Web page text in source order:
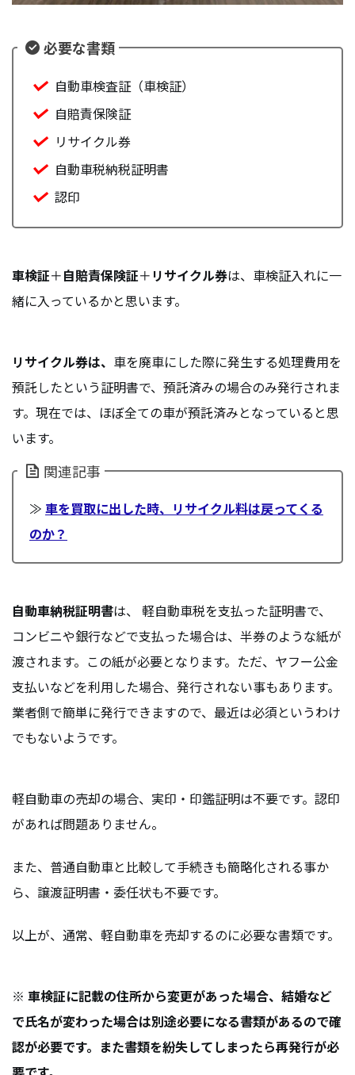
必要な書類
自動車検査証（車検証）
自賠責保険証
リサイクル券
自動車税納税証明書
認印
車検証＋自賠責保険証＋ リサイクル券は、車検証入れに一
緒に入っているかと思います。
リサイクル券は、 車を廃車にした際に発生する処理費用を
預託したという証明書で、預託済みの場合のみ発行されま
す。現在では、ほぼ全ての車が預託済みとなっていると思
います。
関連記事
≫ 車を買取に出した時、リサイクル料は戻ってくる
のか？
自動車納税証明書は、 軽自動車税を支払った証明書で、
コンビニや銀行などで支払った場合は、半券のような紙が
渡されます。この紙が必要となります。ただ、ヤフー公金
支払いなどを利用した場合、発行されない事もあります。
業者側で簡単に発行できますので、最近は必須というわけ
でもないようです。
軽自動車の売却の場合、実印・印鑑証明は不要です。認印
があれば問題ありません。
また、普通自動車と比較して手続きも簡略化される事か
ら、譲渡証明書・委任状も不要です。
以上が、通常、軽自動車を売却するのに必要な書類です。
※ 車検証に記載の住所から変更があった場合、結婚など
で氏名が変わった場合は別途必要になる書類があるので確
認が必要です。また書類を紛失してしまったら再発行が必